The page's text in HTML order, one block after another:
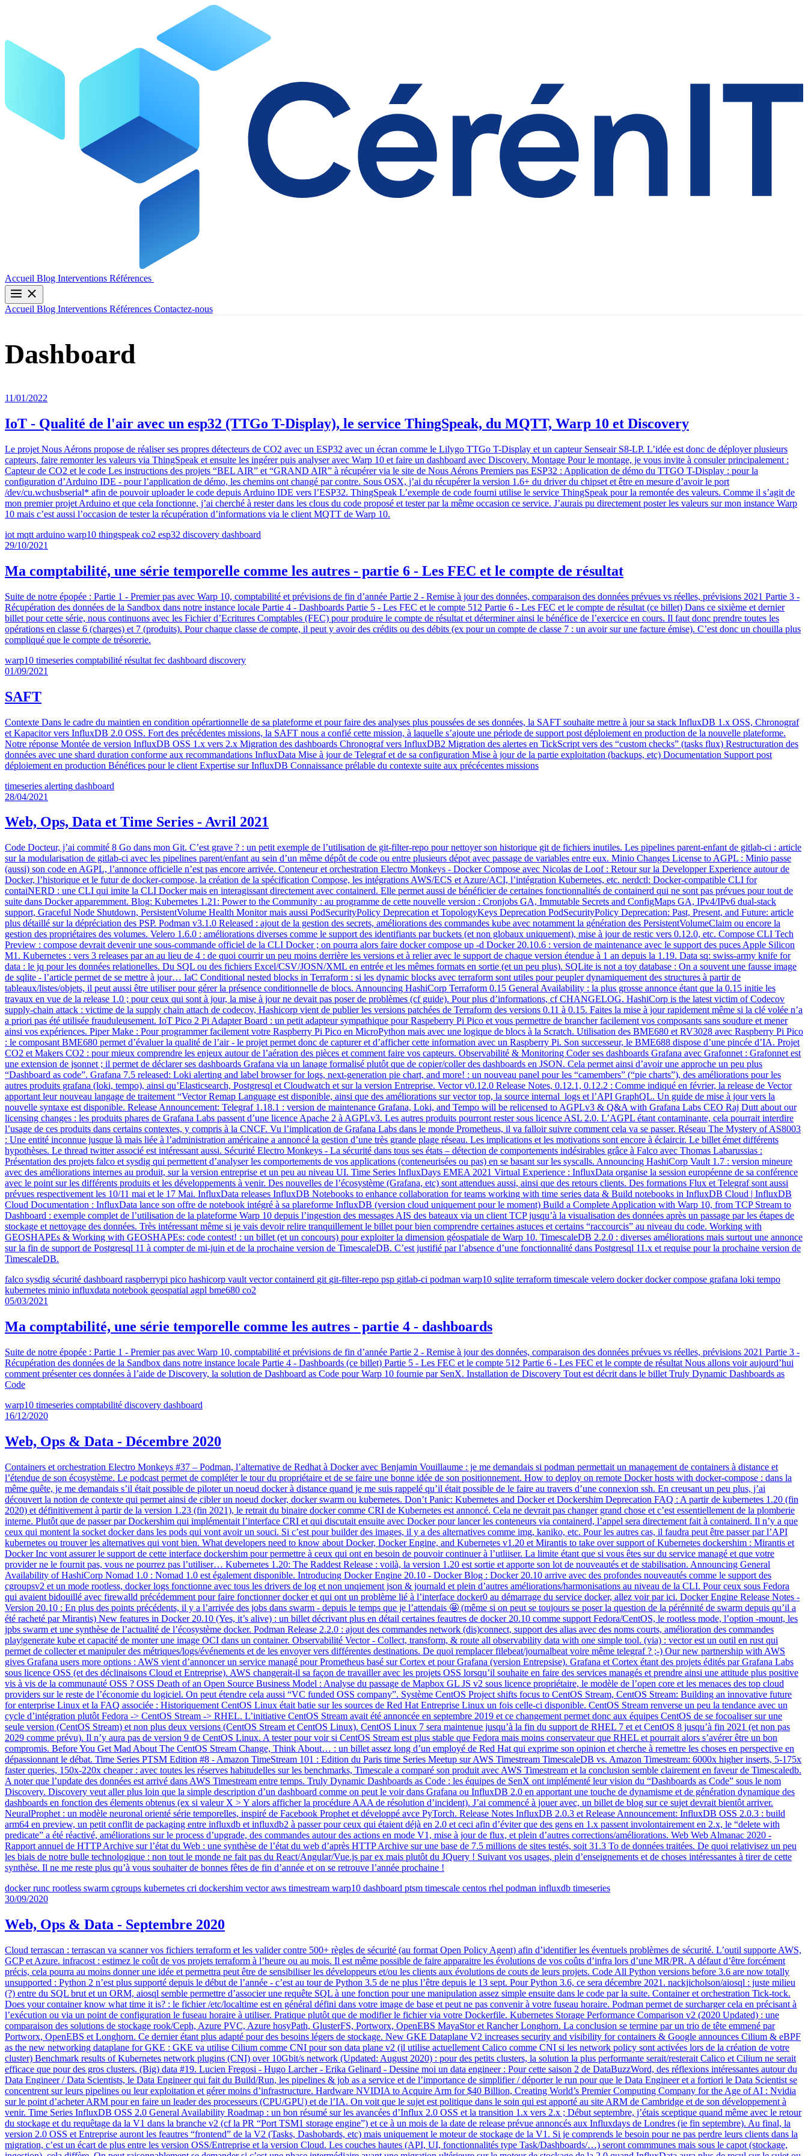
Accueil Blog Interventions Références
Accueil Blog Interventions Références Contactez-nous
Dashboard
11/01/2022
IoT - Qualité de l'air avec un esp32 (TTGo T-Display), le service ThingSpeak, du MQTT, Warp 10 et Discovery
Le projet Nous Aérons propose de réaliser ses propres détecteurs de CO2 avec un ESP32 avec un écran comme le Lilygo TTGo T-Display et un capteur Senseair S8-LP. L’idée est donc de déployer plusieurs
capteurs, faire remonter les valeurs via ThingSpeak et ensuite les ingérer puis analyser avec Warp 10 et faire un dashboard avec Discovery. Montage Pour le montage, je vous invite à consuler principalement :
Capteur de CO2 et le code Les instructions des projets “BEL AIR” et “GRAND AIR” à récupérer via le site de Nous Aérons Premiers pas ESP32 : Application de démo du TTGO T-Display : pour la
configuration d’Arduino IDE - pour l’application de démo, les chemins ont changé par contre. Sous OSX, j’ai du récupérer la version 1.6+ du driver du chipset et être en mesure d’avoir le port
/dev/cu.wchusbserial* afin de pouvoir uploader le code depuis Arduino IDE vers l’ESP32. ThingSpeak L’exemple de code fourni utilise le service ThingSpeak pour la remontée des valeurs. Comme il s’agit de
mon premier projet Arduino et que cela fonctionne, j’ai cherché à rester dans les clous du code proposé et tester par la même occasion ce service. J’aurais pu directement poster les valeurs sur mon instance Warp
10 mais c’est aussi l’occasion de tester la récupération d’informations via le client MQTT de Warp 10.
iot mqtt arduino warp10 thingspeak co2 esp32 discovery dashboard
29/10/2021
Ma comptabilité, une série temporelle comme les autres - partie 6 - Les FEC et le compte de résultat
Suite de notre épopée : Partie 1 - Premier pas avec Warp 10, comptabilité et prévisions de fin d’année Partie 2 - Remise à jour des données, comparaison des données prévues vs réelles, prévisions 2021 Partie 3 -
Récupération des données de la Sandbox dans notre instance locale Partie 4 - Dashboards Partie 5 - Les FEC et le compte 512 Partie 6 - Les FEC et le compte de résultat (ce billet) Dans ce sixième et dernier
billet pour cette série, nous continuons avec les Fichier d’Ecritures Comptables (FEC) pour produire le compte de résultat et déterminer ainsi le bénéfice de l’exercice en cours. Il faut donc prendre toutes les
opérations en classe 6 (charges) et 7 (produits). Pour chaque classe de compte, il peut y avoir des crédits ou des débits (ex pour un compte de classe 7 : un avoir sur une facture émise). C’est donc un chouilla plus
compliqué que le compte de trésorerie.
warp10 timeseries comptabilité résultat fec dashboard discovery
01/09/2021
SAFT
Contexte Dans le cadre du maintien en condition opérartionnelle de sa plateforme et pour faire des analyses plus poussées de ses données, la SAFT souhaite mettre à jour sa stack InfluxDB 1.x OSS, Chronograf
et Kapacitor vers InfluxDB 2.0 OSS. Fort des précédentes missions, la SAFT nous a confié cette mission, à laquelle s’ajoute une période de support post déploiement en production de la nouvelle plateforme.
Notre réponse Montée de version InfluxDB OSS 1.x vers 2.x Migration des dashboards Chronograf vers InfluxDB2 Migration des alertes en TickScript vers des “custom checks” (tasks flux) Restructuration des
données avec une shard duration conforme aux recommandations InfluxData Mise à jour de Telegraf et de sa configuration Mise à jour de la partie exploitation (backups, etc) Documentation Support post
déploiement en production Bénéfices pour le client Expertise sur InfluxDB Connaissance prélable du contexte suite aux précécentes missions
timeseries alerting dashboard
28/04/2021
Web, Ops, Data et Time Series - Avril 2021
Code Docteur, j’ai commité 8 Go dans mon Git. C’est grave ? : un petit exemple de l’utilisation de git-filter-repo pour nettoyer son historique git de fichiers inutiles. Les pipelines parent-enfant de gitlab-ci : article
sur la modularisation de gitlab-ci avec les pipelines parent/enfant au sein d’un même dépôt de code ou entre plusieurs dépot avec passage de variables entre eux. Minio Changes License to AGPL : Minio passe
(aussi) son code en AGPL, l’annonce officielle n’est pas encore arrivée. Conteneur et orchestration Electro Monkeys - Docker Compose avec Nicolas de Loof : Retour sur la Developper Experience autour de
Docker, l’historique et le futur de docker-compose, la création de la spécification Compose, les intégrations AWS/ECS et Azure/ACI, l’intégration Kubernetes, etc. nerdctl: Docker-compatible CLI for
contaiNERD : une CLI qui imite la CLI Docker mais en interagissant directement avec containerd. Elle permet aussi de bénéficier de certaines fonctionnalités de containerd qui ne sont pas prévues pour tout de
suite dans Docker apparemment. Blog: Kubernetes 1.21: Power to the Community : au programme de cette nouvelle version : Cronjobs GA, Immutable Secrets and ConfigMaps GA, IPv4/IPv6 dual-stack
support, Graceful Node Shutdown, PersistentVolume Health Monitor mais aussi PodSecurityPolicy Deprecation et TopologyKeys Deprecation PodSecurityPolicy Deprecation: Past, Present, and Future: article
plus détaillé sur la dépréciation des PSP. Podman v3.1.0 Released : ajout de la gestion des secrets, améliorations des commandes kube avec notamment la génération des PersistentVolumeClaim ou encore la
gestion des propriétaires des volumes. Velero 1.6.0 : améliorations diverses comme le support des identifiants par buckets (et non globaux uniquement), mise à jour de restic vers 0.12.0, etc. Compose CLI Tech
Preview : compose devrait devenir une sous-commande officiel de la CLI Docker ; on pourra alors faire docker compose up -d Docker 20.10.6 : version de maintenance avec le support des puces Apple Silicon
M1. Kubernetes : vers 3 releases par an au lieu de 4 : de quoi courrir un peu moins derrière les versions et à relier avec le support de chaque version étendue à 1 an depuis la 1.19. Data sq: swiss-army knife for
data : le jq pour les données relationelles. Du SQL ou des fichiers Excel/CSV/JOSN/XML en entrée et les mêmes formats en sortie (et un peu plus). SQLite is not a toy database : On a souvent une fausse image
de sqlite - l’article permet de se mettre à jour… IaC Conditional nested blocks in Terraform : si les dynamic blocks avec terraform sont utiles pour peupler dynamiquement des structures à partir de
tableaux/listes/objets, il peut aussi être utiliser pour gérer la présence conditionnelle de blocs. Announcing HashiCorp Terraform 0.15 General Availability : la plus grosse annonce étant que la 0.15 initie les
travaux en vue de la release 1.0 ; pour ceux qui sont à jour, la mise à jour ne devait pas poser de problèmes (cf guide). Pour plus d’informations, cf CHANGELOG. HashiCorp is the latest victim of Codecov
supply-chain attack : victime de la supply chain attach de codecov, Hashicorp vient de publier les versions patchées de Terraform des versions 0.11 à 0.15. Faites la mise à jour rapidement même si la clé volée n’a
a priori pas été utilisée frauduleusement. IoT Pico 2 Pi Adapter Board : un petit adapteur sympathique pour Raspeberry Pi Pico et vous permettre de brancher facilement vos composants sans soudure et mener
ainsi vos expériences. Piper Make : Pour programmer facilement votre Raspberry Pi Pico en MicroPython mais avec une logique de blocs à la Scratch. Utilisation des BME680 et RV3028 avec Raspberry Pi Pico
: le composant BME680 permet d’évaluer la qualité de l’air - le projet permet donc de capturer et d’afficher cette information avec un Raspberry Pi. Son successeur, le BME688 dispose d’une pincée d’IA. Projet
CO2 et Makers CO2 : pour mieux comprendre les enjeux autour de l’aération des pièces et comment faire vos capteurs. Observabilité & Monitoring Coder ses dashboards Grafana avec Grafonnet : Grafonnet est
une extension de jsonnet ; il permet de déclarer ses dashboards Grafana via un lanage formalisé plutôt que de copier/coller des dashboards en JSON. Cela permet ainsi d’avoir une approche un peu plus
“Dashboard as code”. Grafana 7.5 released: Loki alerting and label browser for logs, next-generation pie chart, and more! : un nouveau panel pour les “camembers” (“pie charts”), des améliorations pour les
autres produits grafana (loki, tempo), ainsi qu’Elasticsearch, Postgresql et Cloudwatch et sur la version Entreprise. Vector v0.12.0 Release Notes, 0.12.1, 0.12.2 : Comme indiqué en février, la release de Vector
apportant leur nouveau langage de traitement “Vector Remap Language est disponible, ainsi que des améliorations sur vector top, la source internal_logs et l’API GraphQL. Un guide de mise à jour vers la
nouvelle syntaxe est disponible. Release Announcement: Telegraf 1.18.1 : version de maintenance Grafana, Loki, and Tempo will be relicensed to AGPLv3 & Q&A with Grafana Labs CEO Raj Dutt about our
licensing changes : les produits phares de Grafana Labs passent d’une licence Apache 2 à AGPLv3. Les autres produits pourront rester sous licence ASL 2.0. L’AGPL étant contaminante, cela pourrait interdire
l’usage de ces produits dans certains contextes, y compris à la CNCF. Vu l’implication de Grafana Labs dans le monde Prometheus, il va falloir suivre comment cela va se passer. Réseau The Mystery of AS8003
: Une entité inconnue jusque là mais liée à l’administration américaine a annoncé la gestion d’une très grande plage réseau. Les implications et les motivations sont encore à éclaircir. Le billet émet différents
hypothèses. Le thread twitter associé est intéressant aussi. Sécurité Electro Monkeys - La sécurité dans tous ses états – détection de comportements indésirables grâce à Falco avec Thomas Labarussias :
Présentation des projets falco et sysdig qui permettent d’analyser les comportements de vos applications (conteneurisées ou pas) en se basant sur les syscalls. Announcing HashiCorp Vault 1.7 : version mineure
avec des améliorations internes au produit, sur la version entreprise et un peu au niveau UI. Time Series InfluxDays EMEA 2021 Virtual Experience : InfluxData organise la session européenne de sa conférence
avec le point sur les différents produits et les développements à venir. Des nouvelles de l’écosystème (Grafana, etc) sont attendues aussi, ainsi que des retours clients. Des formations Flux et Telegraf sont aussi
prévues respectivement les 10/11 mai et le 17 Mai. InfluxData releases InfluxDB Notebooks to enhance collaboration for teams working with time series data & Build notebooks in InfluxDB Cloud | InfluxDB
Cloud Documentation : InfluxData lance son offre de notebook intégré à sa plareforme InfluxDB (version cloud uniquement pour le moment) Build a Complete Application with Warp 10, from TCP Stream to
Dashboard : exemple complet de l’utilisation de la plateforme Warp 10 depuis l’ingestion des messages AIS des bateaux via un client TCP jusqu’à la visualisation des données après un passage par les étapes de
stockage et nettoyage des données. Très intéressant même si je vais devoir relire tranquillement le billet pour bien comprendre certaines astuces et certains “raccourcis” au niveau du code. Working with
GEOSHAPEs & Working with GEOSHAPEs: code contest! : un billet (et un concours) pour exploiter la dimension géospatiale de Warp 10. TimescaleDB 2.2.0 : diverses améliorations mais surtout une annonce
sur la fin de support de Postgresql 11 à compter de mi-juin et de la prochaine version de TimescaleDB. C’est justifié par l’absence d’une fonctionnalité dans Postgresql 11.x et requise pour la prochaine version de
TimescaleDB.
falco sysdig sécurité dashboard raspberrypi pico hashicorp vault vector containerd git git-filter-repo psp gitlab-ci podman warp10 sqlite terraform timescale velero docker docker compose grafana loki tempo
kubernetes minio influxdata notebook geospatial agpl bme680 co2
05/03/2021
Ma comptabilité, une série temporelle comme les autres - partie 4 - dashboards
Suite de notre épopée : Partie 1 - Premier pas avec Warp 10, comptabilité et prévisions de fin d’année Partie 2 - Remise à jour des données, comparaison des données prévues vs réelles, prévisions 2021 Partie 3 -
Récupération des données de la Sandbox dans notre instance locale Partie 4 - Dashboards (ce billet) Partie 5 - Les FEC et le compte 512 Partie 6 - Les FEC et le compte de résultat Nous allons voir aujourd’hui
comment présenter ces données à l’aide de Discovery, la solution de Dashboard as Code pour Warp 10 fournie par SenX. Installation de Discovery Tout est décrit dans le billet Truly Dynamic Dashboards as
Code
warp10 timeseries comptabilité discovery dashboard
16/12/2020
Web, Ops & Data - Décembre 2020
Containers et orchestration Electro Monkeys #37 – Podman, l’alternative de Redhat à Docker avec Benjamin Vouillaume : je me demandais si podman permettait un management de containers à distance et
l’étendue de son écosystème. Le podcast permet de compléter le tour du propriétaire et de se faire une bonne idée de son positionnement. How to deploy on remote Docker hosts with docker-compose : dans la
même quête, je me demandais s’il était possible de piloter un noeud docker à distance quand je me suis rappelé qu’il était possible de le faire au travers d’une connexion ssh. En creusant un peu plus, j’ai
découvert la notion de contexte qui permet ainsi de cibler un noeud docker, docker swarm ou kubernetes. Don’t Panic: Kubernetes and Docker et Dockershim Deprecation FAQ : A partir de kubernetes 1.20 (fin
2020) et définitivement à partir de la version 1.23 (fin 2021), le retrait du binaire docker comme CRI de Kubernetes est annoncé. Cela ne devrait pas changer grand chose et c’est essentiellement de la plomberie
interne. Plutôt que de passer par Dockershim qui implémentait l’interface CRI et qui discutait ensuite avec Docker pour lancer les conteneurs via containerd, l’appel sera directement fait à containerd. Il n’y a que
ceux qui montent la socket docker dans les pods qui vont avoir un souci. Si c’est pour builder des images, il y a des alternatives comme img, kaniko, etc. Pour les autres cas, il faudra peut être passer par l’API
kubernetes ou trouver les alternatives qui vont bien. What developers need to know about Docker, Docker Engine, and Kubernetes v1.20 et Mirantis to take over support of Kubernetes dockershim : Mirantis et
Docker Inc vont assurer le support de cette interface dockershim pour permettre à ceux qui ont en besoin de pouvoir continuer à l’utliiser. La limite étant que si vous êtes sur du service managé et que votre
provider ne le fournit pas, vous ne pourrez pas l’utiliser… Kubernetes 1.20: The Raddest Release : voilà, la version 1.20 est sortie et apporte son lot de nouveautés et de stabilisation. Announcing General
Availability of HashiCorp Nomad 1.0 : Nomad 1.0 est également disponible. Introducing Docker Engine 20.10 - Docker Blog : Docker 20.10 arrive avec des profondes nouveautés comme le support des
cgroupsv2 et un mode rootless, docker logs fonctionne avec tous les drivers de log et non unqiement json & journald et plein d’autres améliorations/harmonisations au niveau de la CLI. Pour ceux sous Fedora
qui avaient bidouillé avec firewalld précédemment pour faire fonctionner docker et qui ont un problème lié à l’interface docker0 au démarrage du service docker, allez voir par ici. Docker Engine Release Notes -
Version 20.10 : En plus des points précédents, il y a l’arrivée des jobs dans swarm - depuis le temps que je l’attendais 🤩 (même si on peut se toujours se poser la question de la pérénnité de swarm depuis qu’il a
été racheté par Mirantis) New features in Docker 20.10 (Yes, it’s alive) : un billet décrivant plus en détail certaines feautres de docker 20.10 comme support Fedora/CentOS, le rootless mode, l’option -mount, les
jpbs swarm et une synthèse de l’actualité de l’écosystème docker. Podman Release 2.2.0 : ajout des commandes network (dis)connect, support des alias avec des noms courts, amélioration des commandes
play|generate kube et capacité de monter une image OCI dans un container. Observabilité Vector - Collect, transform, & route all observability data with one simple tool. (via) : vector est un outil en rust qui
permet de collecter et manipuler des métriques/logs/événements et de les envoyer vers différentes destinations. De quoi remplacer filebeat/journalbeat voire même telegraf ? ;-) Our new partnership with AWS
gives Grafana users more options : AWS vient d’annoncer un service managé pour Prometheus basé sur Cortex et pour Grafana (version Entrepsise). Grafana et Cortex étant des projets édités par Grafana Labs
sous licence OSS (et des déclinaisons Cloud et Entreprise). AWS changerait-il sa façon de travailler avec les projets OSS lorsqu’il souhaite en faire des services managés et prendre ainsi une attitude plus positive
vis à vis de la communauté OSS ? OSS Death of an Open Source Business Model : Analyse du passage de Mapbox GL JS v2 sous licence propriétaire, le modèle de l’open core et les menaces des top cloud
providers sur le reste de l’économie du logiciel. On peut étendre cela aussi “VC funded OSS company”. Système CentOS Project shifts focus to CentOS Stream, CentOS Stream: Building an innovative future
for enterprise Linux et la FAQ associée : Historiquement CentOS Linux était batie sur les sources de Red Hat Entreprise Linux un fois celle-ci disponible. CentOS Stream renverse un peu la tendance avec un
cycle d’intégration plutôt Fedora -> CentOS Stream -> RHEL. L’initiative CentOS Stream avait été annoncée en septembre 2019 et ce changement permet donc aux équipes CentOS de se focoaliser sur une
seule version (CentOS Stream) et non plus deux versions (CentOS Stream et CentOS Linux). CentOS Linux 7 sera maintenue jusqu’à la fin du support de RHEL 7 et et CentOS 8 jusqu’à fin 2021 (et non pas
2029 comme prévu). Il n’y aura pas de version 9 de CentOS Linux. A tester pour voir si CentOS Stream est plus stable que Fedora mais moins conservateur que RHEL et pourrait alors s’avérer être un bon
compromis. Before You Get Mad About The CentOS Stream Change, Think About… : un billet assez long d’un employé de Red Hat qui exprime son opinion et cherche à remettre les choses en perspective en
dépassionnant le débat. Time Series PTSM Edition #8 - Amazon TimeStream 101 : Edition du Paris time Series Meetup sur AWS Timestream TimescaleDB vs. Amazon Timestream: 6000x higher inserts, 5-175x
faster queries, 150x-220x cheaper : avec toutes les réserves habitudelles sur les benchmarks, Timescale a comparé son produit avec AWS Timestream et la conclusion semble clairement en faveur de Timescaledb.
A noter que l’update des données est arrivé dans AWS Timestream entre temps. Truly Dynamic Dashboards as Code : les équipes de SenX ont implémenté leur vision du “Dashboards as Code” sous le nom
Discovery. Discovery veut aller plus loin que la simple description d’un dashboard comme on peut le voir dans Grafana ou InfluxDB 2.0 en apportant une touche de dynamisme et de génération dynamique des
dashboards en fonction des élements obtenus (ex si valeur X > Y alors afficher la procédure AAA de résolution d’incident). J’ai commencé à jouer avec, un billet de blog sur ce sujet devrait bientôt arriver.
NeuralProphet : un modèle neuronal orienté série temporelles, inspiré de Facebook Prophet et développé avce PyTorch. Release Notes InfluxDB 2.0.3 et Release Announcement: InfluxDB OSS 2.0.3 : build
arm64 en preview, un petit conflit de packaging entre influxdb et influxdb2 à passer pour ceux qui étaient déjà en 2.0 et ceci afin d’éviter que des gens en 1.x passent involontairement en 2.x, le “delete with
predicate” a été réactivé, améliorations sur le process d’upgrade, des commandes autour des actions en mode V1, mise à jour de flux, et plein d’autres corrections/améliorations. Web Web Almanac 2020 -
Rapport annuel de HTTP Archive sur l’état du Web : une synthèse de l’état du web d’après HTTP Archive sur une base de 7.5 millions de sites testés, soit 31.3 To de données traitées. De quoi relativisez un peu
les biais de notre bulle technologique : non tout le monde ne fait pas du React/Angular/Vue.js par ex mais plutôt du JQuery ! Suivant vos usages, plein d’enseignements et de choses intéressantes à tirer de cette
synthèse. Il ne me reste plus qu’à vous souhaiter de bonnes fêtes de fin d’année et on se retrouve l’année prochaine !
docker runc rootless swarm cgroups kubernetes cri dockershim vector aws timestream warp10 dashboard ptsm timescale centos rhel podman influxdb timeseries
30/09/2020
Web, Ops & Data - Septembre 2020
Cloud terrascan : terrascan va scanner vos fichiers terraform et les valider contre 500+ règles de sécurité (au format Open Policy Agent) afin d’identifier les éventuels problèmes de sécurité. L’outil supporte AWS,
GCP et Azure. infracost : estimez le coût de vos projets terraform à l’heure ou au mois. Il est même possible de faire apparaitre les évolutions de vos coûts d’infra lors d’une MR/PR. A défaut d’être forcément
précis, cela pourra au moins donner une idée et permettra peut être de sensibiliser les développeurs et/ou les clients aux évolutions de couts de leurs projets. Code All Python versions before 3.6 are now totally
unsupported : Python 2 n’est plus supporté depuis le début de l’année - c’est au tour de Python 3.5 de ne plus l’être depuis le 13 sept. Pour Python 3.6, ce sera décembre 2021. nackjicholson/aiosql : juste milieu
(?) entre du SQL brut et un ORM, aiosql semble permettre d’associer une requête SQL à une fonction pour une manipulation assez simple ensuite dans le code par la suite. Container et orchestration Tick-tock.
Does your container know what time it is? : le fichier /etc/localtime est en général défini dans votre image de base et peut ne pas convenir à votre fuseau horaire. Podman permet de surcharger cela en précisant à
l’exécution ou via un point de configuration le fuseau horaire à utiliser. Pratique plutôt que de modifier le fichier via votre Dockerfile. Kubernetes Storage Performance Comparison v2 (2020 Updated) : une
comparaison des solutions de stockage rook/Ceph, Azure PVC, Azure hosyPath, GlusterFS, Portworx, OpenEBS MayaStor et Rancher Longhorn. La conclusion se termine par un trio de tête emmené par
Portworx, OpenEBS et Longhorn. Ce dernier étant plus adapté pour des besoins légers de stockage. New GKE Dataplane V2 increases security and visibility for containers & Google announces Cilium & eBPF
as the new networking dataplane for GKE : GKE va utilise Cilium comme CNI pour son data plane v2 (il utilise actuellement Calico comme CNI si les network policy sont activées lors de la création de votre
cluster) Benchmark results of Kubernetes network plugins (CNI) over 10Gbit/s network (Updated: August 2020) : pour des petits clusters, la solution la plus performante serait/resterait Calico et Cilium ne serait
efficace que pour des gros clusters. (Big) data #19. Lucien Fregosi - Hugo Larcher - Erika Gelinard - Dessine moi un data engineer : Pour cette saison 2 de DataBuzzWord, des réflexions intéressantes autour du
Data Engineer / Data Scientists, le Data Engineer qui fait du Build/Run, les pipelines & job as a service et de l’importance de simplifier / déporter le run pour que le Data Engineer et a fortiori le Data Scientist se
concentrent sur leurs pipelines ou leur exploitation et gérer moins d’infrastructure. Hardware NVIDIA to Acquire Arm for $40 Billion, Creating World’s Premier Computing Company for the Age of AI : Nvidia
sur le point d’acheter ARM pour en faire un leader des processeurs (CPU/GPU) et de l’IA. On voit que le sujet est politique dans le soin qui est apporté au site ARM de Cambridge et de son développement à
venir. Time Series InfluxDB OSS 2.0 General Availability Roadmap : un bon résumé sur les avancées d’Influx 2.0 OSS et la transition 1.x vers 2.x ; Début septembre, j’étais sceptique quand même avec le retour
du stockage et du requêtage da la V1 dans la branche v2 (cf la PR “Port TSM1 storage engine”) et ce à un mois de la date de release prévue annoncés aux Influxdays de Londres (ie fin septembre). Au final, la
version 2.0 OSS et Entreprise auront les feautres “frontend” de la V2 (Tasks, Dashobards, etc) mais uniquement le moteur de stockage de la V1. Si je comprends le besoin pour ne pas perdre leurs clients dans la
migration, c’est un écart de plus entre les version OSS/Entreprise et la version Cloud. Les couches hautes (API, UI, fonctionnalités type Task/Dashboards/…) seront commmunes mais sous le capot (stockage,